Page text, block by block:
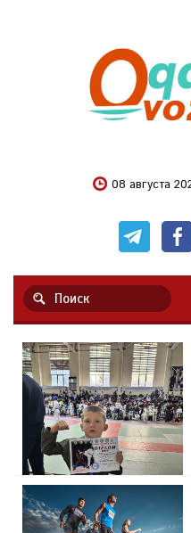
08 августа